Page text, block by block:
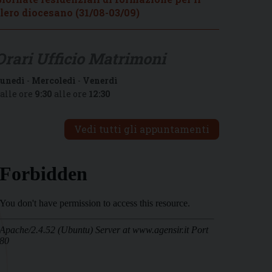
diocesano (31/08-03/09)
- Mercoledì - Venerdì
ore 9:30 alle ore 12:30
Vedi tutti gli appuntamenti